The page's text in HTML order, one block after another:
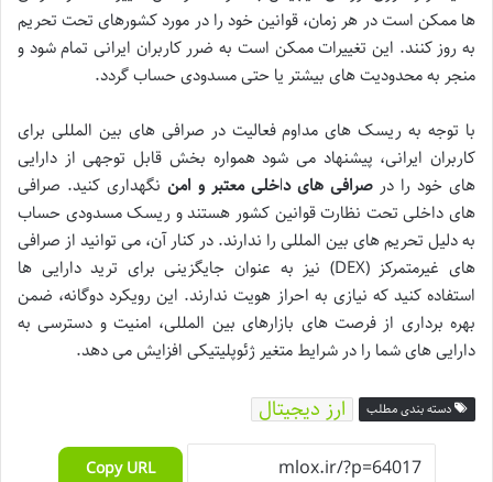
ها ممکن است در هر زمان، قوانین خود را در مورد کشورهای تحت تحریم
به روز کنند. این تغییرات ممکن است به ضرر کاربران ایرانی تمام شود و
منجر به محدودیت های بیشتر یا حتی مسدودی حساب گردد.
با توجه به ریسک های مداوم فعالیت در صرافی های بین المللی برای
کاربران ایرانی، پیشنهاد می شود همواره بخش قابل توجهی از دارایی
های خود را در صرافی های داخلی معتبر و امن نگهداری کنید. صرافی
های داخلی تحت نظارت قوانین کشور هستند و ریسک مسدودی حساب
به دلیل تحریم های بین المللی را ندارند. در کنار آن، می توانید از صرافی
های غیرمتمرکز (DEX) نیز به عنوان جایگزینی برای ترید دارایی ها
استفاده کنید که نیازی به احراز هویت ندارند. این رویکرد دوگانه، ضمن
بهره برداری از فرصت های بازارهای بین المللی، امنیت و دسترسی به
دارایی های شما را در شرایط متغیر ژئوپلیتیکی افزایش می دهد.
دسته بندی مطلب ارز دیجیتال
Copy URL